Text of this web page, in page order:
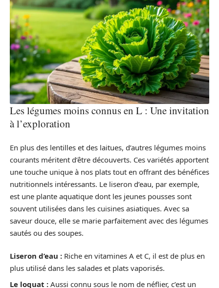
Les légumes moins connus en L : Une invitation
à l’exploration
En plus des lentilles et des laitues, d’autres légumes moins
courants méritent d’être découverts. Ces variétés apportent
une touche unique à nos plats tout en offrant des bénéfices
nutritionnels intéressants. Le liseron d’eau, par exemple,
est une plante aquatique dont les jeunes pousses sont
souvent utilisées dans les cuisines asiatiques. Avec sa
saveur douce, elle se marie parfaitement avec des légumes
sautés ou des soupes.
Liseron d’eau : Riche en vitamines A et C, il est de plus en
plus utilisé dans les salades et plats vaporisés.
Le loquat : Aussi connu sous le nom de néflier, c’est un